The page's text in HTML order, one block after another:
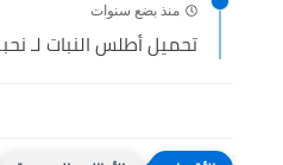
منذ بضع سنوات
تحميل أطلس النبات لـ